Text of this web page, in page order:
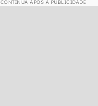
CONTINUA APÓS A PUBLICIDADE